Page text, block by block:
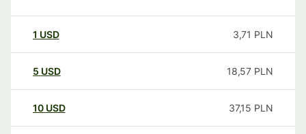
1 USD 3,71 PLN
5 USD 18,57 PLN
10 USD 37,15 PLN